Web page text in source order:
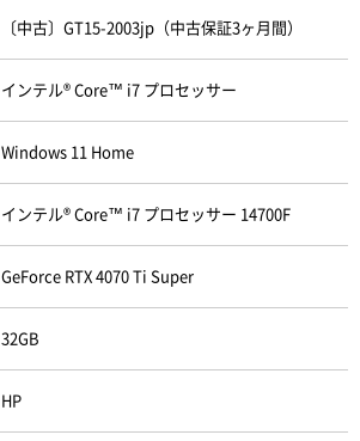
〔中古〕GT15-2003jp（中古保証3ヶ月間）
インテル® Core™ i7 プロセッサー
Windows 11 Home
インテル® Core™ i7 プロセッサー 14700F
GeForce RTX 4070 Ti Super
32GB
HP